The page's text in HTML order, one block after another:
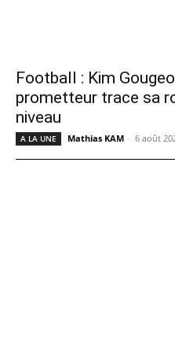
Football : Kim
prometteur trace sa
niveau
A LA UNE Mathias KAM - 6 août